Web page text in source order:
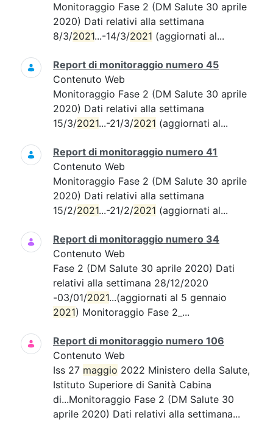
Monitoraggio Fase 2 (DM Salute 30 aprile
2020) Dati relativi alla settimana
8/3/2021...-14/3/2021 (aggiornati al...
Report di monitoraggio numero 45
Contenuto Web
Monitoraggio Fase 2 (DM Salute 30 aprile
2020) Dati relativi alla settimana
15/3/2021...-21/3/2021 (aggiornati al...
Report di monitoraggio numero 41
Contenuto Web
Monitoraggio Fase 2 (DM Salute 30 aprile
2020) Dati relativi alla settimana
15/2/2021...-21/2/2021 (aggiornati al...
Report di monitoraggio numero 34
Contenuto Web
Fase 2 (DM Salute 30 aprile 2020) Dati
relativi alla settimana 28/12/2020
-03/01/2021...(aggiornati al 5 gennaio
2021) Monitoraggio Fase 2_...
Report di monitoraggio numero 106
Contenuto Web
Iss 27 maggio 2022 Ministero della Salute,
Istituto Superiore di Sanità Cabina
di...Monitoraggio Fase 2 (DM Salute 30
aprile 2020) Dati relativi alla settimana...